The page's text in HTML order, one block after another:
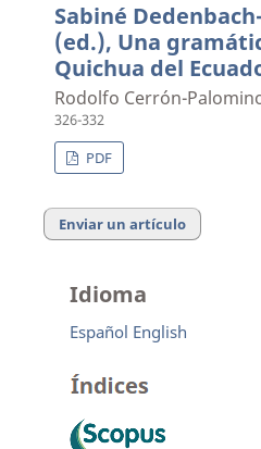
Sabiné
(ed.), Una
Quichua del
Rodolfo Cerrón-
326-332
PDF
Enviar un artículo
Idioma
Español English